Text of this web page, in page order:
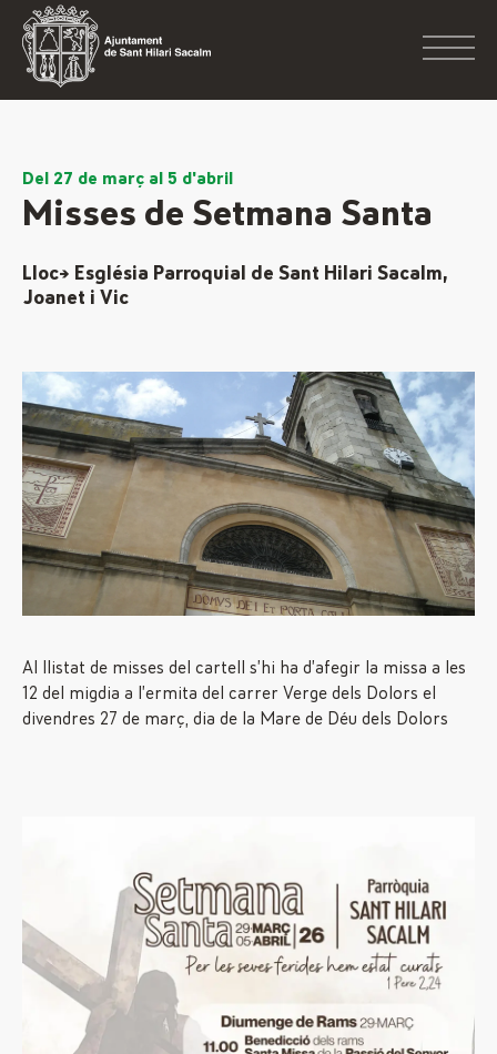
Del 27 de març al 5 d'abril
Misses de Setmana Santa
Lloc→ Església Parroquial de Sant Hilari Sacalm,
Joanet i Vic
Al llistat de misses del cartell s’hi ha d’afegir la missa a les
12 del migdia a l’ermita del carrer Verge dels Dolors el
divendres 27 de març, dia de la Mare de Déu dels Dolors